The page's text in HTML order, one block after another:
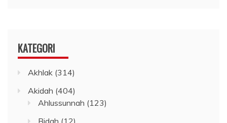
KATEGORI
Akhlak (314)
Akidah (404)
Ahlussunnah (123)